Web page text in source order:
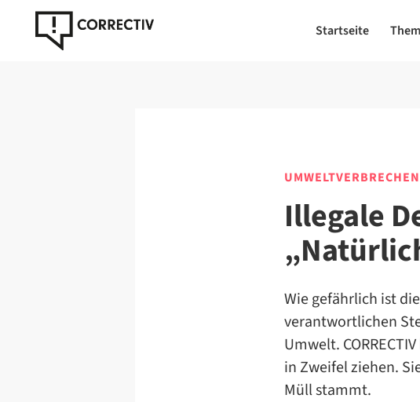
Startseite
Illegale
Wie gefährlich ist
verantwortlichen
Umwelt.
in Zweifel ziehen.
Müll stammt.